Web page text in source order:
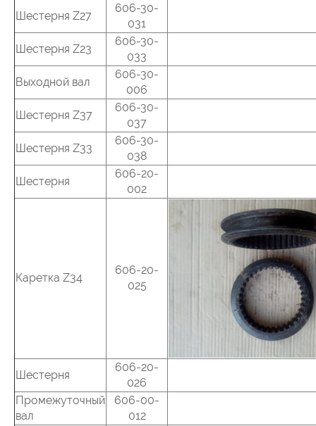
Шестерня Z27
606-30-
031
Шестерня Z23
606-30-
033
Выходной вал
606-30-
006
Шестерня Z37
606-30-
037
Шестерня Z33
606-30-
038
Шестерня
606-20-
002
Каретка Z34
606-20-
025
Шестерня
606-20-
026
Промежуточный
вал
606-00-
012